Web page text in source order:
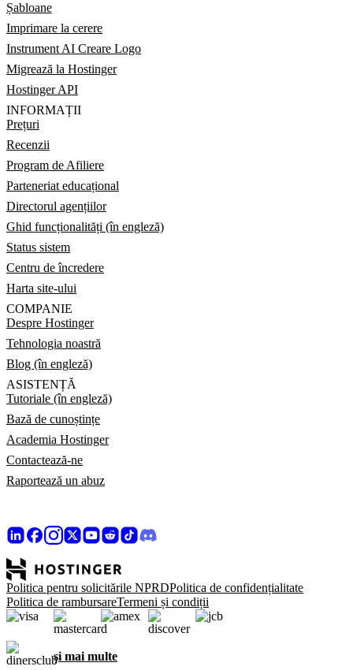
Șabloane
Imprimare la cerere
Instrument AI Creare Logo
Migrează la Hostinger
Hostinger API
INFORMAȚII
Prețuri
Recenzii
Program de Afiliere
Parteneriat educațional
Directorul agențiilor
Ghid funcționalități (în engleză)
Status sistem
Centru de încredere
Harta site-ului
COMPANIE
Despre Hostinger
Tehnologia noastră
Blog (în engleză)
ASISTENȚĂ
Tutoriale (în engleză)
Bază de cunoștințe
Academia Hostinger
Contactează-ne
Raportează un abuz
Politica pentru solicitările NPRDPolitica de confidențialitate
Politica de rambursareTermeni și condiții
și mai multe